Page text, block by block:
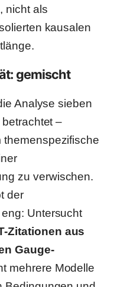
nicht als
kausalen
gemischt
Analyse sieben
–
themenspezifische
zu verwischen.
der
Untersucht
Zitationen aus
Gauge-
mehrere Modelle